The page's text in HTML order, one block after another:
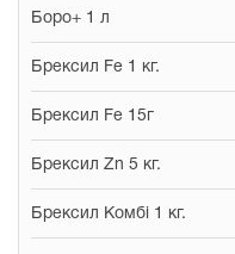
Боро+ 1 л
Брексил Fe 1 кг.
Брексил Fe 15г
Брексил Zn 5 кг.
Брексил Комбі 1 кг.